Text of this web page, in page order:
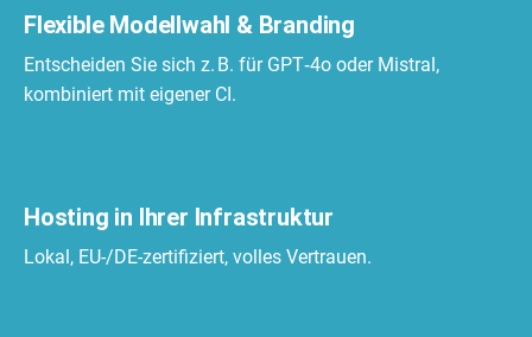
Flexible Modellwahl & Branding
Entscheiden Sie sich z. B. für GPT‑4o oder Mistral,
kombiniert mit eigener CI.
Hosting in Ihrer Infrastruktur
Lokal, EU-/DE-zertifiziert, volles Vertrauen.